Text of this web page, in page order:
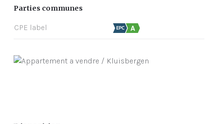
Parties communes
CPE label